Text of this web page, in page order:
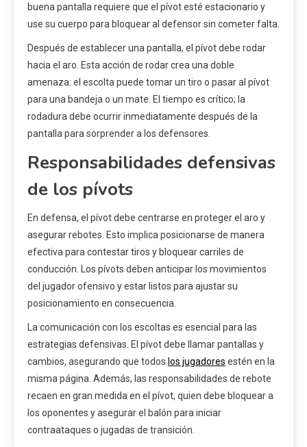
buena pantalla requiere que el pívot esté estacionario y
use su cuerpo para bloquear al defensor sin cometer falta.
Después de establecer una pantalla, el pívot debe rodar
hacia el aro. Esta acción de rodar crea una doble
amenaza: el escolta puede tomar un tiro o pasar al pívot
para una bandeja o un mate. El tiempo es crítico; la
rodadura debe ocurrir inmediatamente después de la
pantalla para sorprender a los defensores.
Responsabilidades defensivas
de los pívots
En defensa, el pívot debe centrarse en proteger el aro y
asegurar rebotes. Esto implica posicionarse de manera
efectiva para contestar tiros y bloquear carriles de
conducción. Los pívots deben anticipar los movimientos
del jugador ofensivo y estar listos para ajustar su
posicionamiento en consecuencia.
La comunicación con los escoltas es esencial para las
estrategias defensivas. El pívot debe llamar pantallas y
cambios, asegurando que todos los jugadores estén en la
misma página. Además, las responsabilidades de rebote
recaen en gran medida en el pívot, quien debe bloquear a
los oponentes y asegurar el balón para iniciar
contraataques o jugadas de transición.